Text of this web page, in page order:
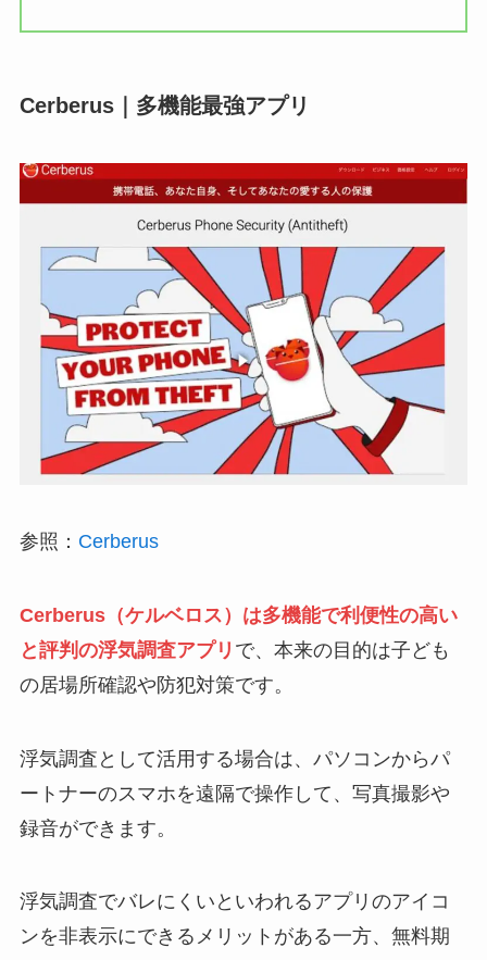
Cerberus｜多機能最強アプリ
参照： Cerberus
Cerberus（ケルベロス）は多機能で利便性の高い
と評判の浮気調査アプリ で、本来の目的は子ども
の居場所確認や防犯対策です。
浮気調査として活用する場合は、パソコンからパ
ートナーのスマホを遠隔で操作して、写真撮影や
録音ができます。
浮気調査でバレにくいといわれるアプリのアイコ
ンを非表示にできるメリットがある一方、無料期